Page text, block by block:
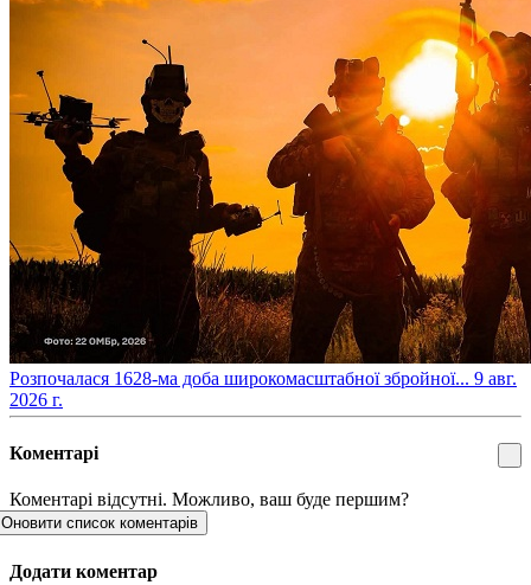
​Розпочалася 1628-ма доба широкомасштабної збройної... 9 авг.
2026 г.
Коментарі
Коментарі відсутні. Можливо, ваш буде першим?
Оновити список коментарів
Додати коментар